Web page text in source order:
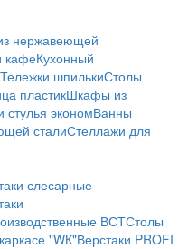
нержавеющей
кафеКухонный
Тележки шпилькиСтолы
пластикШкафы из
стулья экономВанны
сталиСтеллажи для
слесарные
ВСТСтолы
"WК"Верстаки PROFI